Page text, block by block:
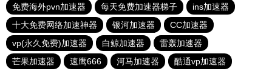
免费海外pvn加速器
每天免费加速器梯子
ins加速器
十大免费网络加速神器
银河加速器
CC加速器
vp(永久免费)加速器
白鲸加速器
雷轰加速器
芒果加速器
速鹰666 河马加速器 酷通vp加速器